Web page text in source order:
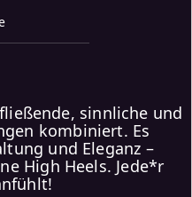
sinnliche und
kombiniert. Es
und Eleganz –
High Heels. Jede*r